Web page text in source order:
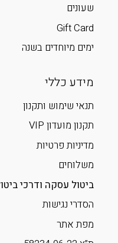
שעונים
Gift Card
ימים מיוחדים בשנה
מידע כללי
תנאי שימוש ותקנון
תקנון מועדון VIP
מדיניות פרטיות
משלוחים
ביטול עסקה ודרכי
הסדרי נגישות
מפת אתר